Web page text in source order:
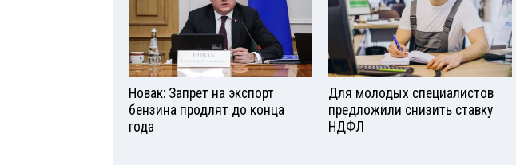
Новак: Запрет на экспорт
бензина продлят до конца
года
Для молодых специалистов
предложили снизить ставку
НДФЛ